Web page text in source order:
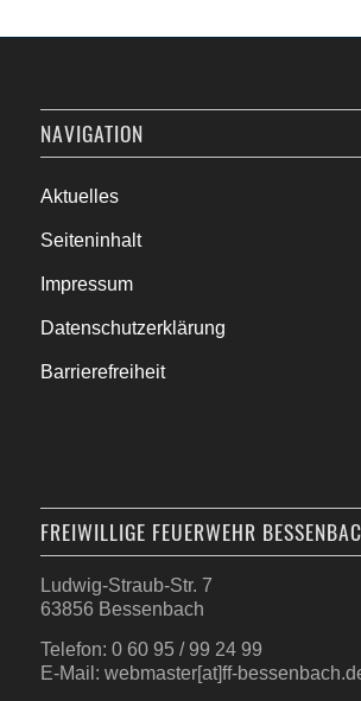
NAVIGATION
Aktuelles
Seiteninhalt
Impressum
Datenschutzerklärung
Barrierefreiheit
FREIWILLIGE FEUERWEHR
Ludwig-Straub-Str. 7
63856 Bessenbach
Telefon: 0 60 95 / 99 24 99
E-Mail: webmaster[at]ff-